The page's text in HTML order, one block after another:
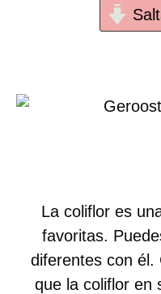
La coliflor es
favoritas.
diferentes con él.
que la coliflor en